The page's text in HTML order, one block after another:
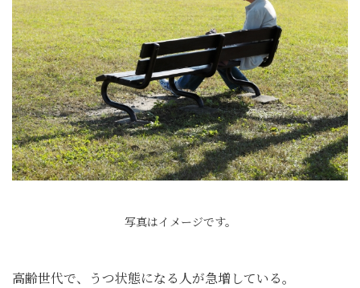
写真はイメージです。
高齢世代で、うつ状態になる人が急増している。